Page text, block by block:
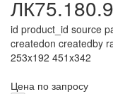
id product_id source
createdon createdby
253x192 451x342
Цена по запросу